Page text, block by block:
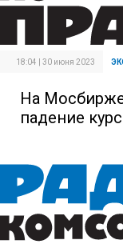
18:04 | 30 июня 2023
На
падение